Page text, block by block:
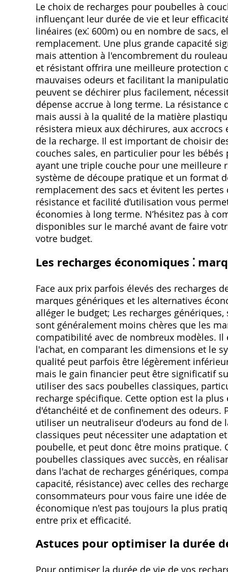
Le choix de recharges pour poubelles à
influençant leur durée de vie et leur
linéaires (ex⁚ 600m) ou en nombre de
remplacement. Une plus grande capacité
mais attention à l'encombrement du
et résistant offrira une meilleure protection
mauvaises odeurs et facilitant la
peuvent se déchirer plus facilement,
dépense accrue à long terme. La
mais aussi à la qualité de la matière
résistera mieux aux déchirures, aux
de la recharge. Il est important de choisir
couches sales, en particulier pour les
ayant une triple couche pour une meilleure
système de découpe pratique et un format
remplacement des sacs et évitent les
résistance et facilité d’utilisation vous
économies à long terme. N’hésitez pas à
disponibles sur le marché avant de faire
votre budget.
Les recharges économiques ⁚
Face aux prix parfois élevés des recharges
marques génériques et les alternatives
alléger le budget; Les recharges
sont généralement moins chères que les
compatibilité avec de nombreux modèles.
l'achat, en comparant les dimensions et le
qualité peut parfois être légèrement
mais le gain financier peut être significatif
utiliser des sacs poubelles classiques,
recharge spécifique. Cette option est la
d'étanchéité et de confinement des odeurs.
utiliser un neutraliseur d'odeurs au fond de
classiques peut nécessiter une adaptation
poubelle, et peut donc être moins pratique.
poubelles classiques avec succès, en
dans l'achat de recharges génériques,
capacité, résistance) avec celles des
consommateurs pour vous faire une idée
économique n'est pas toujours la plus
entre prix et efficacité.
Astuces pour optimiser la durée
Pour optimiser la durée de vie de vos